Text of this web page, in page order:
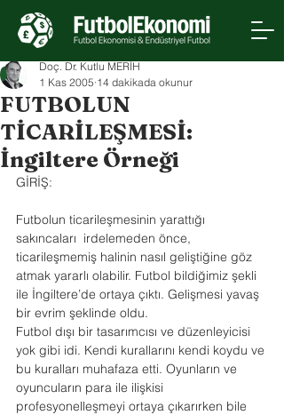
FUTBOLUN
TİCARİLEŞMESİ:
İngiltere Örneği
Doç. Dr. Kutlu MERİH
1 Kas 2005 14 dakikada okunur
GİRİŞ:
Futbolun ticarileşmesinin yarattığı
sakıncaları  irdelemeden önce,
ticarileşmemiş halinin nasıl geliştiğine göz
atmak yararlı olabilir. Futbol bildiğimiz şekli
ile İngiltere’de ortaya çıktı. Gelişmesi yavaş
bir evrim şeklinde oldu.
Futbol dışı bir tasarımcısı ve düzenleyicisi
yok gibi idi. Kendi kurallarını kendi koydu ve
bu kuralları muhafaza etti. Oyunların ve
oyuncuların para ile ilişkisi
profesyonelleşmeyi ortaya çıkarırken bile